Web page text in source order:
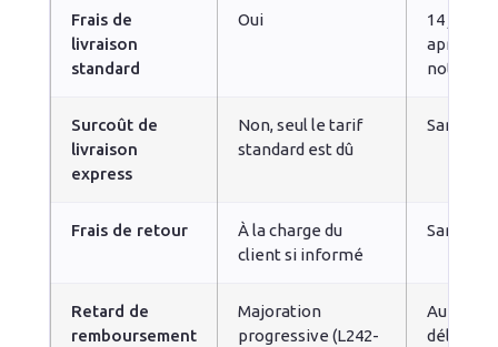
Frais de
livraison
standard
Oui
14 jours
après
Surcoût de
livraison
express
Non, seul le tarif
standard est dû
Sans
Frais de retour
À la charge du
client si informé
Sans
Retard de
remboursement
Majoration
progressive (L242-
Au-delà
délai